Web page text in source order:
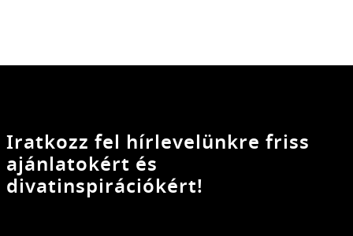
Iratkozz fel hírlevelünkre friss
ajánlatokért és
divatinspirációkért!